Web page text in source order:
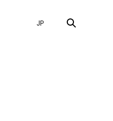
JP